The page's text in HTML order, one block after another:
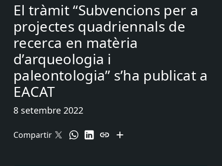
El tràmit “Subvencions per a
projectes quadriennals de
recerca en matèria
d’arqueologia i
paleontologia” s’ha publicat a
EACAT
8 setembre 2022
Compartir